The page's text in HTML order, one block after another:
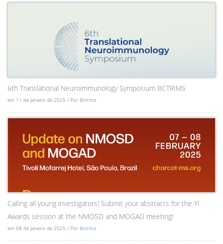
6th Translational Neuroimmunology Symposium BCTRIMS
em 11 de Janeiro de 2025 / Por Bctrims
Calling all young investigators! Submit your abstracts for the YI
Awards session at the NMOSD and MOGAD meeting!
em 08 de Janeiro de 2025 / Por Bctrims